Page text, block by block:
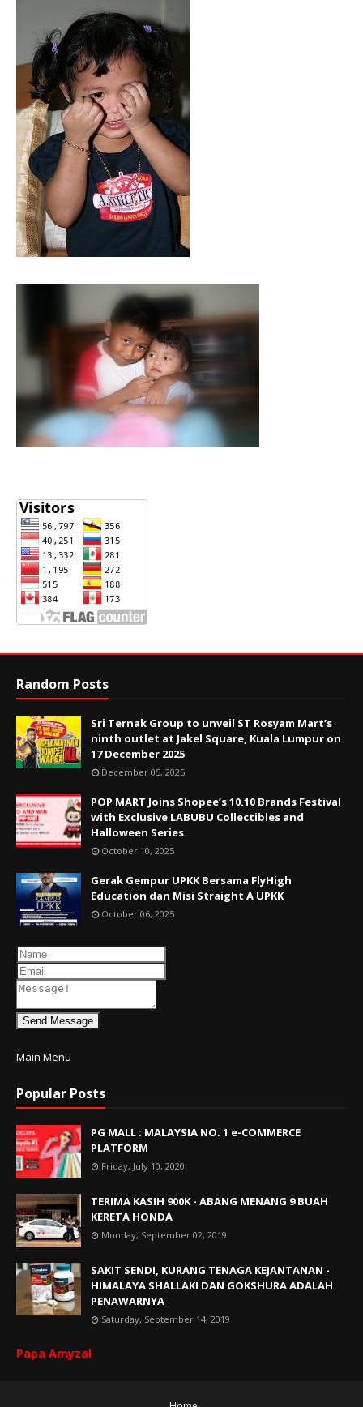
Random Posts
Sri Ternak Group to unveil ST Rosyam Mart’s
ninth outlet at Jakel Square, Kuala Lumpur on
17 December 2025
December 05, 2025
POP MART Joins Shopee’s 10.10 Brands Festival
with Exclusive LABUBU Collectibles and
Halloween Series
October 10, 2025
Gerak Gempur UPKK Bersama FlyHigh
Education dan Misi Straight A UPKK
October 06, 2025
Send Message
Main Menu
Popular Posts
PG MALL : MALAYSIA NO. 1 e-COMMERCE
PLATFORM
Friday, July 10, 2020
TERIMA KASIH 900K - ABANG MENANG 9 BUAH
KERETA HONDA
Monday, September 02, 2019
SAKIT SENDI, KURANG TENAGA KEJANTANAN -
HIMALAYA SHALLAKI DAN GOKSHURA ADALAH
PENAWARNYA
Saturday, September 14, 2019
Papa Amyzal